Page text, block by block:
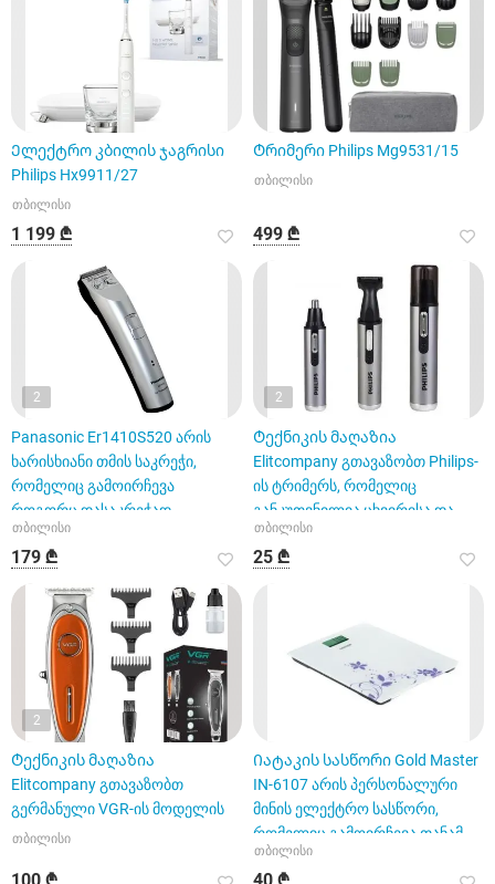
Ელექტრო კბილის ჯაგრისი
Philips Hx9911/27
თბილისი
1 199 ₾
Ტრიმერი Philips Mg9531/15
თბილისი
499 ₾
2
Panasonic Er1410S520 არის
ხარისხიანი თმის საკრეჭი,
რომელიც გამოირჩევა
როგორც დასაკრეჭად
თბილისი
179 ₾
2
Ტექნიკის მაღაზია
Elitcompany გთავაზობთ Philips-
ის ტრიმერს, რომელიც
განკუთვნილია ცხვირისა და
ყურების,
თბილისი
25 ₾
2
Ტექნიკის მაღაზია
Elitcompany გთავაზობთ
გერმანული VGR-ის მოდელის
თბილისი
Იატაკის სასწორი Gold Master
IN-6107 არის პერსონალური
მინის ელექტრო სასწორი,
რომელიც გამოირჩევა თანამ
თბილისი